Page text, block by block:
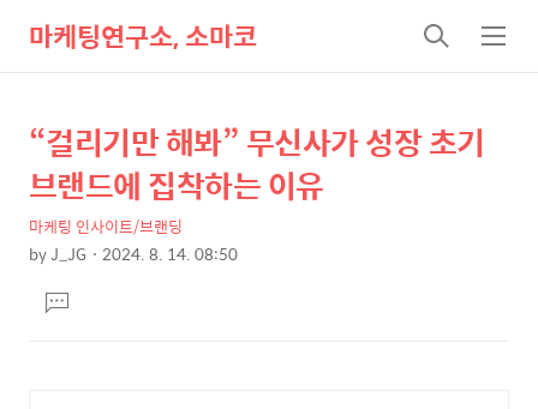
마케팅연구소, 소마코
검
색
메
뉴
상
세
컨
텐
본
제
목
“걸리기만 해봐” 무신사가 성장 초기
브랜드에 집착하는 이유
마케팅 인사이트/브랜딩
byJ_JG 2024. 8. 14. 08:50
문댓
글